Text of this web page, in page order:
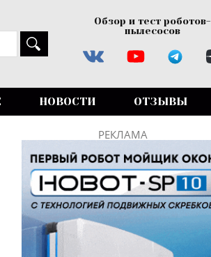
Обзор и тест роботов-
пылесосов
НОВОСТИ ОТЗЫВЫ
РЕКЛАМА